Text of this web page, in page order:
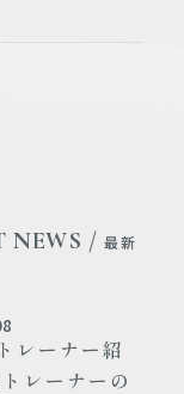
NEWS /最新
レーナー紹
レーナーの